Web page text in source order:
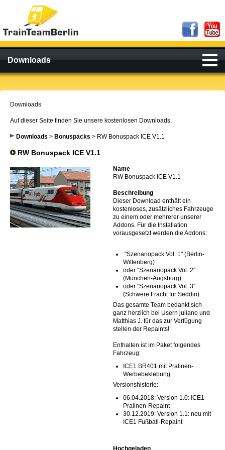
Downloads
Downloads
Auf dieser Seite finden Sie unsere kostenlosen Downloads.
Downloads > Bonuspacks > RW Bonuspack ICE V1.1
RW Bonuspack ICE V1.1
Name
RW Bonuspack ICE V1.1
Beschreibung
Dieser Download enthält ein
kostenloses, zusätzliches Fahrzeuge
zu einem oder mehrerer unserer
Addons. Für die Installation
vorausgesetzt werden die Addons:
"Szenariopack Vol. 1" (Berlin-
Wittenberg)
oder "Szenariopack Vol. 2"
(München-Augsburg)
oder "Szenariopack Vol. 3"
(Schwere Fracht für Seddin)
Das gesamte Team bedankt sich
ganz herzlich bei Usern juliano und
Matthias J. für das zur Verfügung
stellen der Repaints!
Enthalten ist im Paket folgendes
Fahrzeug:
ICE1 BR401 mit Pralinen-
Werbebeklebung
Versionshistorie:
06.04.2018: Version 1.0: ICE1
Pralinen-Repaint
30.12.2019: Version 1.1: neu mit
ICE1 Fußball-Repaint
Hochgeladen